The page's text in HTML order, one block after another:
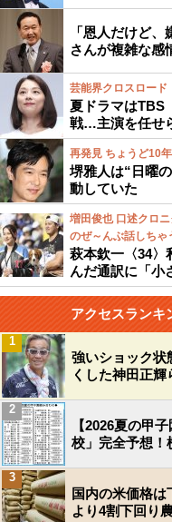
「恩人だけど
さんが複雑な感
芸能界クロスロード
夏ドラマはTBS
戦…主演を任せ
再発見 ちょうど10
堺雅人は“日曜
動していた
増田俊也 口述クロ
のぜ～んぶ話しちゃ
萩本欽一〈34
んだ通訳に「小
アクセスランキ
強いショック
くした神田正
1
【2026夏の甲
校」完全予想
2
国内の米価格
より4割下回り
3